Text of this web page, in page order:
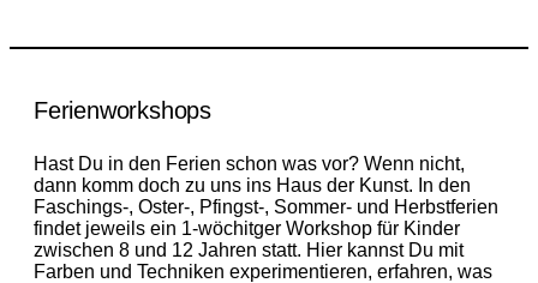
Ferienworkshops
Hast Du in den Ferien schon was vor? Wenn nicht,
dann komm doch zu uns ins Haus der Kunst. In den
Faschings-, Oster-, Pfingst-, Sommer- und Herbstferien
findet jeweils ein 1-wöchitger Workshop für Kinder
zwischen 8 und 12 Jahren statt. Hier kannst Du mit
Farben und Techniken experimentieren, erfahren, was